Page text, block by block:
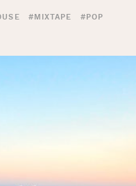
#MIXTAPE
#POP